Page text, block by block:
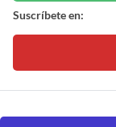
Suscríbete en: